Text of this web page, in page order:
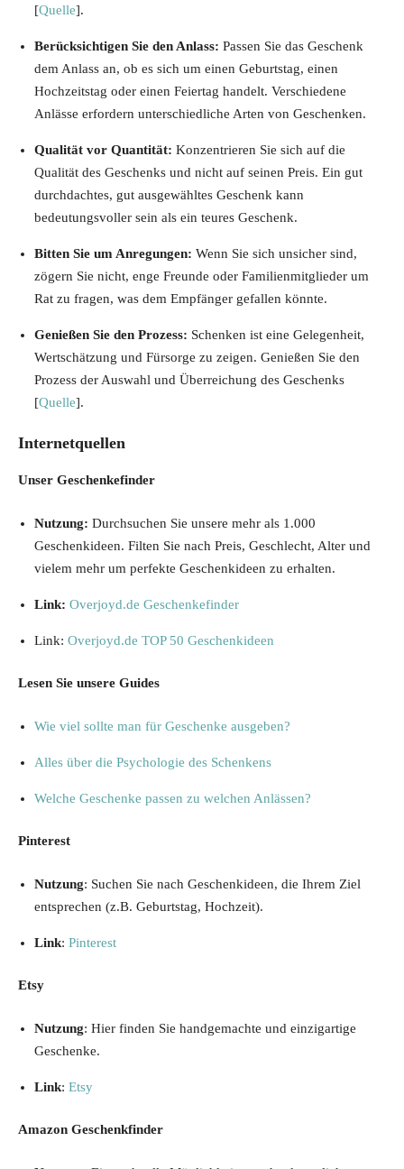
[Quelle].
Berücksichtigen Sie den Anlass: Passen Sie das Geschenk
dem Anlass an, ob es sich um einen Geburtstag, einen
Hochzeitstag oder einen Feiertag handelt. Verschiedene
Anlässe erfordern unterschiedliche Arten von Geschenken.
Qualität vor Quantität: Konzentrieren Sie sich auf die
Qualität des Geschenks und nicht auf seinen Preis. Ein gut
durchdachtes, gut ausgewähltes Geschenk kann
bedeutungsvoller sein als ein teures Geschenk.
Bitten Sie um Anregungen: Wenn Sie sich unsicher sind,
zögern Sie nicht, enge Freunde oder Familienmitglieder um
Rat zu fragen, was dem Empfänger gefallen könnte.
Genießen Sie den Prozess: Schenken ist eine Gelegenheit,
Wertschätzung und Fürsorge zu zeigen. Genießen Sie den
Prozess der Auswahl und Überreichung des Geschenks
[Quelle].
Internetquellen
Unser Geschenkefinder
Nutzung: Durchsuchen Sie unsere mehr als 1.000
Geschenkideen. Filten Sie nach Preis, Geschlecht, Alter und
vielem mehr um perfekte Geschenkideen zu erhalten.
Link: Overjoyd.de Geschenkefinder
Link: Overjoyd.de TOP 50 Geschenkideen
Lesen Sie unsere Guides
Wie viel sollte man für Geschenke ausgeben?
Alles über die Psychologie des Schenkens
Welche Geschenke passen zu welchen Anlässen?
Pinterest
Nutzung: Suchen Sie nach Geschenkideen, die Ihrem Ziel
entsprechen (z.B. Geburtstag, Hochzeit).
Link: Pinterest
Etsy
Nutzung: Hier finden Sie handgemachte und einzigartige
Geschenke.
Link: Etsy
Amazon Geschenkfinder